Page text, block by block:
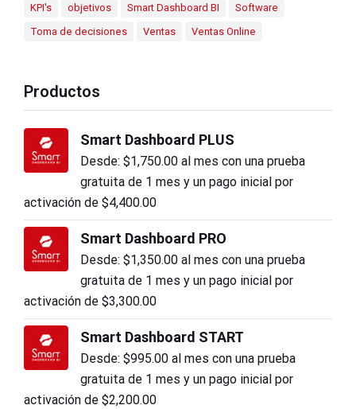
KPI's
objetivos Smart Dashboard BI
Software
Toma de decisiones
Ventas Ventas Online
Productos
Smart Dashboard PLUS
Desde: $1,750.00 al mes con una prueba
gratuita de 1 mes y un pago inicial por
activación de $4,400.00
Smart Dashboard PRO
Desde: $1,350.00 al mes con una prueba
gratuita de 1 mes y un pago inicial por
activación de $3,300.00
Smart Dashboard START
Desde: $995.00 al mes con una prueba
gratuita de 1 mes y un pago inicial por
activación de $2,200.00